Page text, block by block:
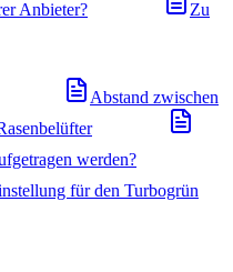
Anbieter?
Zu
Abstand zwischen
werden?
für den Turbogrün